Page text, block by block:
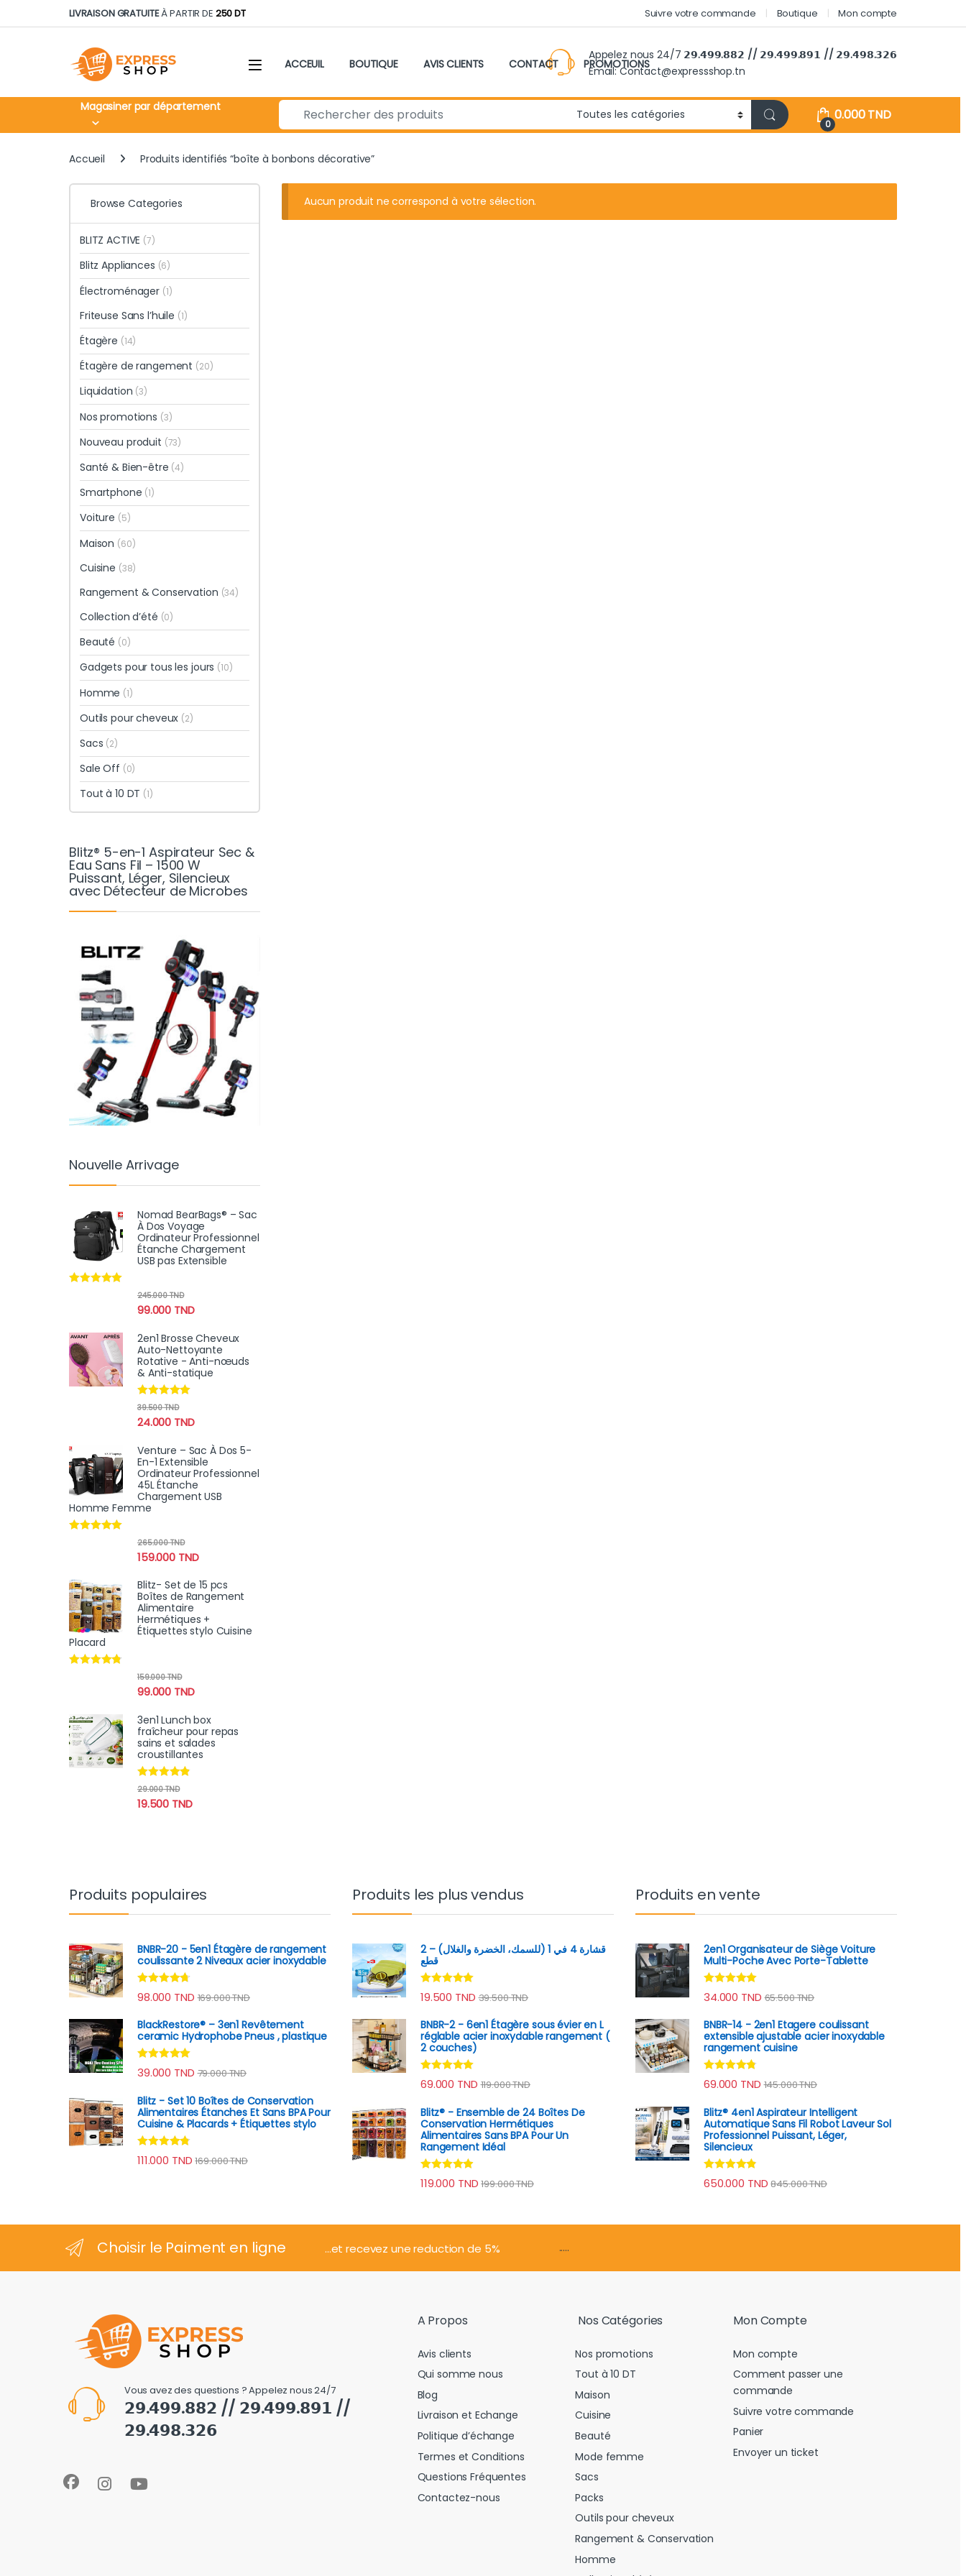
Skip to navigation
Skip to contentLIVRAISON GRATUITEÀ PARTIR DE 250 DT Suivre votre commande Boutique Mon compte
ACCEUIL BOUTIQUE AVIS CLIENTS CONTACT PROMOTIONS
Appelez nous 24/7 𝟮𝟵.𝟰𝟵𝟵.𝟴𝟴𝟮 // 𝟮𝟵.𝟰𝟵𝟵.𝟴𝟵𝟭 // 𝟮𝟵.𝟰𝟵𝟴.𝟯𝟮𝟲
Email: Contact@expressshop.tn
Magasiner par département Search for:
0
0.000TND
Accueil Produits identifiés “boîte à bonbons décorative”
Aucun produit ne correspond à votre sélection.
Browse Categories
BLITZ ACTIVE (7)
Blitz Appliances (6)
Électroménager (1)
Friteuse Sans l’huile (1)
Étagère (14)
Étagère de rangement (20)
Liquidation (3)
Nos promotions (3)
Nouveau produit (73)
Santé & Bien-être (4)
Smartphone (1)
Voiture (5)
Maison (60)
Cuisine (38)
Rangement & Conservation (34)
Collection d’été (0)
Beauté (0)
Gadgets pour tous les jours (10)
Homme (1)
Outils pour cheveux (2)
Sacs (2)
Sale Off (0)
Tout à 10 DT (1)
Blitz® 5-en-1 Aspirateur Sec &
Eau Sans Fil – 1500 W
Puissant, Léger, Silencieux
avec Détecteur de Microbes
Nouvelle Arrivage
Nomad BearBags® – Sac
À Dos Voyage
Ordinateur Professionnel
Étanche Chargement
USB pas Extensible
99.000 TND
245.000TND
2en1 Brosse Cheveux
Auto-Nettoyante
Rotative - Anti-nœuds
& Anti-statique
Note4.78
24.000 TND
39.500TND
Venture – Sac À Dos 5-
En-1 Extensible
Ordinateur Professionnel
45L Étanche
Chargement USB
Homme Femme
159.000 TND
265.000TND
Blitz- Set de 15 pcs
Boîtes de Rangement
Alimentaire
Hermétiques +
Étiquettes stylo Cuisine
Placard
99.000 TND
159.000TND
3en1 Lunch box
fraîcheur pour repas
sains et salades
croustillantes
Note4.70
19.500 TND
29.000TND
Produits populaires
BNBR-20 - 5en1 Étagère de rangement
coulissante 2 Niveaux acier inoxydable
Note4.56
sur 5
98.000 TND 169.000TND
BlackRestore® – 3en1 Revêtement
ceramic Hydrophobe Pneus , plastique
Note4.78
sur 5
39.000 TND 79.000TND
Blitz - Set 10 Boîtes de Conservation
Alimentaires Étanches Et Sans BPA Pour
Cuisine & Placards + Étiquettes stylo
Note4.60
sur 5
111.000 TND 169.000TND
Produits les plus vendus
قشارة 4 في 1 (للسمك، الخضرة والغلال) – 2
قطع
Note4.89
sur 5
19.500 TND 39.500TND
BNBR-2 - 6en1 Étagère sous évier en L
réglable acier inoxydable rangement (
2 couches)
Note4.79
sur 5
69.000 TND 119.000TND
Blitz® - Ensemble de 24 Boîtes De
Conservation Hermétiques
Alimentaires Sans BPA Pour Un
Rangement Idéal
Note4.74
sur 5
119.000 TND 199.000TND
Produits en vente
2en1 Organisateur de Siège Voiture
Multi-Poche Avec Porte-Tablette
Note4.78
sur 5
34.000 TND 65.500TND
BNBR-14 - 2en1 Etagere coulissant
extensible ajustable acier inoxydable
rangement cuisine
Note4.64
sur 5
69.000 TND 145.000TND
Blitz® 4en1 Aspirateur Intelligent
Automatique Sans Fil Robot Laveur Sol
Professionnel Puissant, Léger,
Silencieux
Note 4.70
sur 5
650.000 TND 845.000TND
Choisir le Paiment en ligne ...et recevez une reduction de 5% .....
Vous avez des questions ? Appelez nous 24/7
𝟮𝟵.𝟰𝟵𝟵.𝟴𝟴𝟮 // 𝟮𝟵.𝟰𝟵𝟵.𝟴𝟵𝟭 //
𝟮𝟵.𝟰𝟵𝟴.𝟯𝟮𝟲
A Propos
Avis clients
Qui somme nous
Blog
Livraison et Echange
Politique d’échange
Termes et Conditions
Questions Fréquentes
Contactez-nous
Nos Catégories
Nos promotions
Tout à 10 DT
Maison
Cuisine
Beauté
Mode femme
Sacs
Packs
Outils pour cheveux
Rangement & Conservation
Homme
Mon Compte
Mon compte
Comment passer une
commande
Suivre votre commande
Panier
Envoyer un ticket